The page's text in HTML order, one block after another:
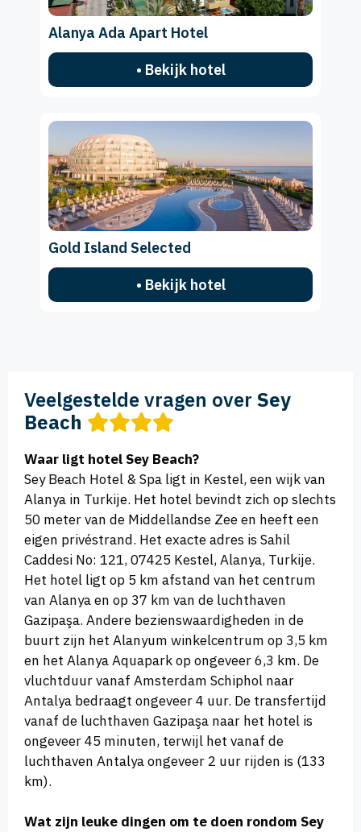
Alanya Ada Apart Hotel
• Bekijk hotel
Gold Island Selected
• Bekijk hotel
Veelgestelde vragen over Sey
Beach
Waar ligt hotel Sey Beach?
Sey Beach Hotel & Spa ligt in Kestel, een wijk van
Alanya in Turkije. Het hotel bevindt zich op slechts
50 meter van de Middellandse Zee en heeft een
eigen privéstrand. Het exacte adres is Sahil
Caddesi No: 121, 07425 Kestel, Alanya, Turkije.
Het hotel ligt op 5 km afstand van het centrum
van Alanya en op 37 km van de luchthaven
Gazipaşa. Andere bezienswaardigheden in de
buurt zijn het Alanyum winkelcentrum op 3,5 km
en het Alanya Aquapark op ongeveer 6,3 km. De
vluchtduur vanaf Amsterdam Schiphol naar
Antalya bedraagt ongeveer 4 uur. De transfertijd
vanaf de luchthaven Gazipaşa naar het hotel is
ongeveer 45 minuten, terwijl het vanaf de
luchthaven Antalya ongeveer 2 uur rijden is (133
km).
Wat zijn leuke dingen om te doen rondom Sey